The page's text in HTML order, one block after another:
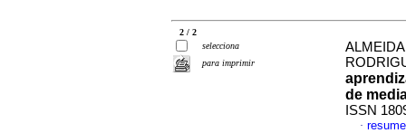
2 / 2
selecciona
para imprimir
de
ISSN
·